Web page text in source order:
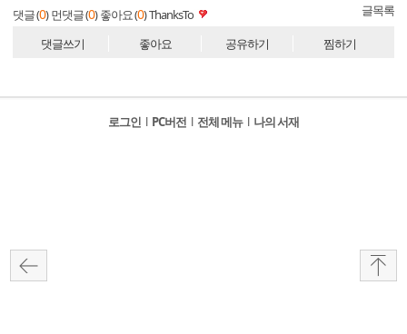
댓글 (0) 먼댓글 (0) 좋아요 (0)ThanksTo 글목록
댓글쓰기 좋아요 공유하기 찜하기
로그인 l PC버전 l 전체 메뉴 l 나의 서재